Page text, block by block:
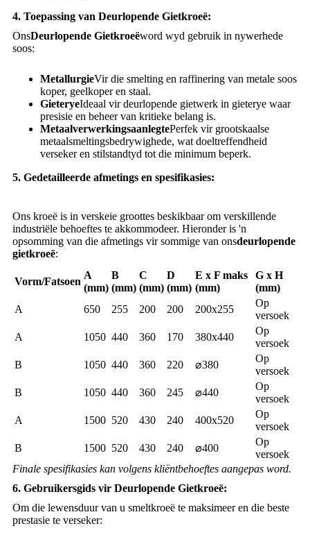
4. Toepassing van Deurlopende Gietkroeë:
OnsDeurlopende Gietkroeëword wyd gebruik in nywerhede
soos:
MetallurgieVir die smelting en raffinering van metale soos
koper, geelkoper en staal.
GieteryeIdeaal vir deurlopende gietwerk in gieterye waar
presisie en beheer van kritieke belang is.
MetaalverwerkingsaanlegtePerfek vir grootskaalse
metaalsmeltingsbedrywighede, wat doeltreffendheid
verseker en stilstandtyd tot die minimum beperk.
5. Gedetailleerde afmetings en spesifikasies:
Ons kroeë is in verskeie groottes beskikbaar om verskillende
industriële behoeftes te akkommodeer. Hieronder is 'n
opsomming van die afmetings vir sommige van onsdeurlopende
gietkroeë:
Vorm/Fatsoen
A
(mm)
B
(mm)
C
(mm)
D
(mm)
E x F maks
(mm)
G x H
(mm)
A
650 255 200 200 200x255
Op
versoek
A
1050 440 360 170 380x440
Op
versoek
B
1050 440 360 220 ⌀380
Op
versoek
B
1050 440 360 245 ⌀440
Op
versoek
A
1500 520 430 240 400x520
Op
versoek
B
1500 520 430 240 ⌀400
Op
versoek
Finale spesifikasies kan volgens kliëntbehoeftes aangepas word.
6. Gebruikersgids vir Deurlopende Gietkroeë:
Om die lewensduur van u smeltkroeë te maksimeer en die beste
prestasie te verseker: